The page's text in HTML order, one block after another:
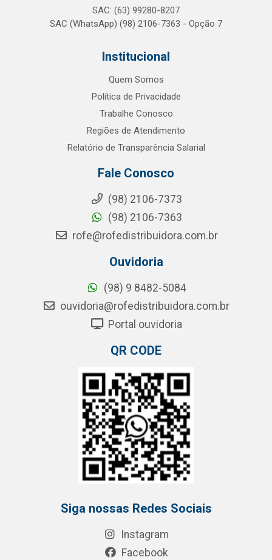
SAC: (63) 99280-8207
SAC (WhatsApp) (98) 2106-7363 - Opção 7
Institucional
Quem Somos
Política de Privacidade
Trabalhe Conosco
Regiões de Atendimento
Relatório de Transparência Salarial
Fale Conosco
(98) 2106-7373
(98) 2106-7363
rofe@rofedistribuidora.com.br
Ouvidoria
(98) 9 8482-5084
ouvidoria@rofedistribuidora.com.br
Portal ouvidoria
QR CODE
Siga nossas Redes Sociais
Instagram
Facebook